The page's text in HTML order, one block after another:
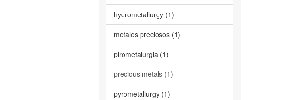
hydrometallurgy (1)
metales preciosos (1)
pirometalurgia (1)
precious metals (1)
pyrometallurgy (1)